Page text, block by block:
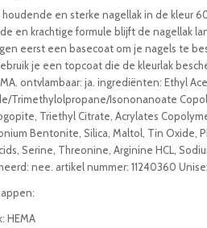
houdende en sterke nagellak in de kleur
en krachtige formule blijft de nagellak
eerst een basecoat om je nagels te
je een topcoat die de kleurlak
ontvlambaar: ja. ingrediënten: Ethyl
Trimethylolpropane/Isononanoate
Triethyl Citrate, Acrylates
Bentonite, Silica, Maltol, Tin Oxide,
Serine, Threonine, Arginine HCL,
nee. artikel nummer: 11240360
HEMA